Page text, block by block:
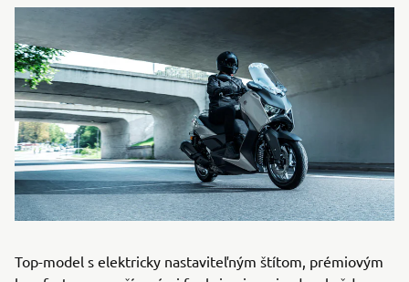
Top-model s elektricky nastaviteľným štítom, prémiovým